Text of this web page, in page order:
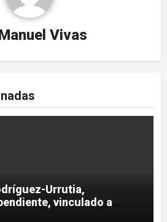
Vivas
Urrutia,
vinculado a
de Tubos